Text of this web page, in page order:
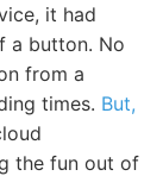
it had
a button. No
from a
times. But,
the fun out of